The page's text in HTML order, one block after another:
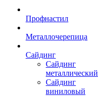
Профнастил
Металлочерепица
Сайдинг
Сайдинг
металлический
Сайдинг
виниловый